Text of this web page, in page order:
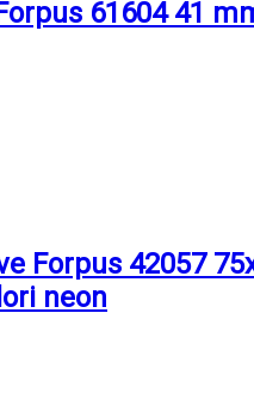
61604 41
Forpus 42057
neon